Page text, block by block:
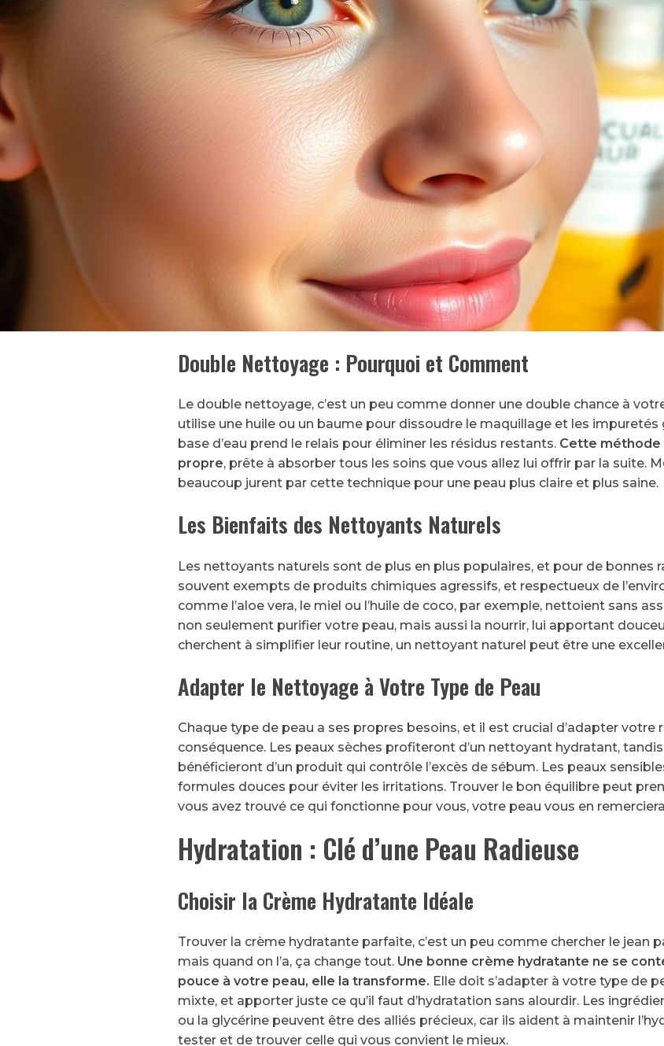
Double Nettoyage : Pourquoi et Comment
Le double nettoyage, c’est un peu comme donner une double chance à
utilise une huile ou un baume pour dissoudre le maquillage et les impuretés
base d’eau prend le relais pour éliminer les résidus restants. Cette méthode
propre, prête à absorber tous les soins que vous allez lui offrir par la suite.
beaucoup jurent par cette technique pour une peau plus claire et plus saine.
Les Bienfaits des Nettoyants Naturels
Les nettoyants naturels sont de plus en plus populaires, et pour de bonnes
souvent exempts de produits chimiques agressifs, et respectueux de
comme l’aloe vera, le miel ou l’huile de coco, par exemple, nettoient sans
non seulement purifier votre peau, mais aussi la nourrir, lui apportant
cherchent à simplifier leur routine, un nettoyant naturel peut être une
Adapter le Nettoyage à Votre Type de Peau
Chaque type de peau a ses propres besoins, et il est crucial d’adapter
conséquence. Les peaux sèches profiteront d’un nettoyant hydratant,
bénéficieront d’un produit qui contrôle l’excès de sébum. Les peaux
formules douces pour éviter les irritations. Trouver le bon équilibre peut
vous avez trouvé ce qui fonctionne pour vous, votre peau vous en
Hydratation : Clé d’une Peau Radieuse
Choisir la Crème Hydratante Idéale
Trouver la crème hydratante parfaite, c’est un peu comme chercher le jean
mais quand on l’a, ça change tout. Une bonne crème hydratante ne se
pouce à votre peau, elle la transforme. Elle doit s’adapter à votre type de
mixte, et apporter juste ce qu’il faut d’hydratation sans alourdir. Les
ou la glycérine peuvent être des alliés précieux, car ils aident à maintenir
tester et de trouver celle qui vous convient le mieux.